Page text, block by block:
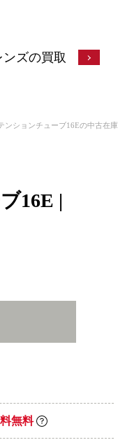
ズの買取
ンションチューブ16Eの中古在庫
16E |
無料